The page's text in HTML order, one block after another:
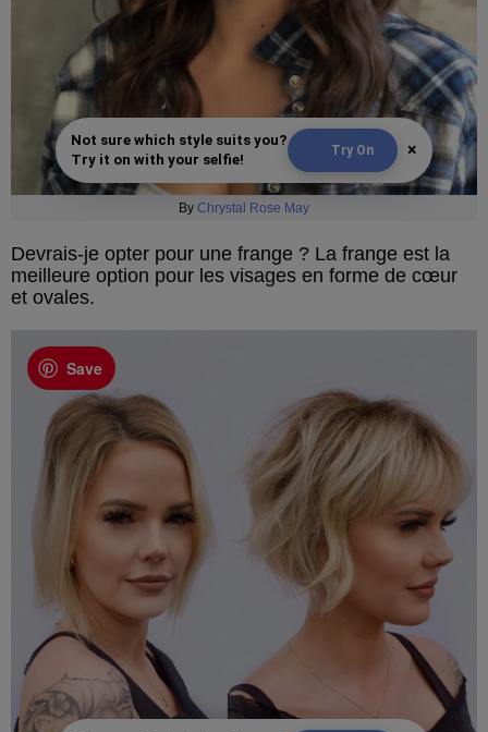
Not sure which style suits you?
Try it on with your selfie!
Try On ×
By Chrystal Rose May
Devrais-je opter pour une frange ? La frange est la
meilleure option pour les visages en forme de cœur
et ovales.
Save